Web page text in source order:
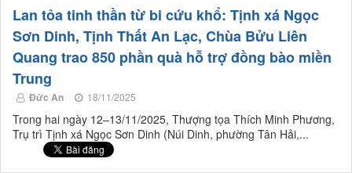
Lan tỏa tinh thần từ bi cứu khổ: Tịnh xá Ngọc
Sơn Dinh, Tịnh Thất An Lạc, Chùa Bửu Liên
Quang trao 850 phần quà hỗ trợ đồng bào miền
Trung
Đức An 18/11/2025
Trong hai ngày 12–13/11/2025, Thượng tọa Thích Minh Phương,
Trụ trì Tịnh xá Ngọc Sơn Dinh (Núi Dinh, phường Tân Hải,...